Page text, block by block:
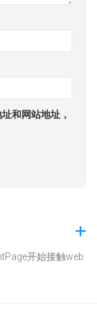
和网站地址，
开始接触web